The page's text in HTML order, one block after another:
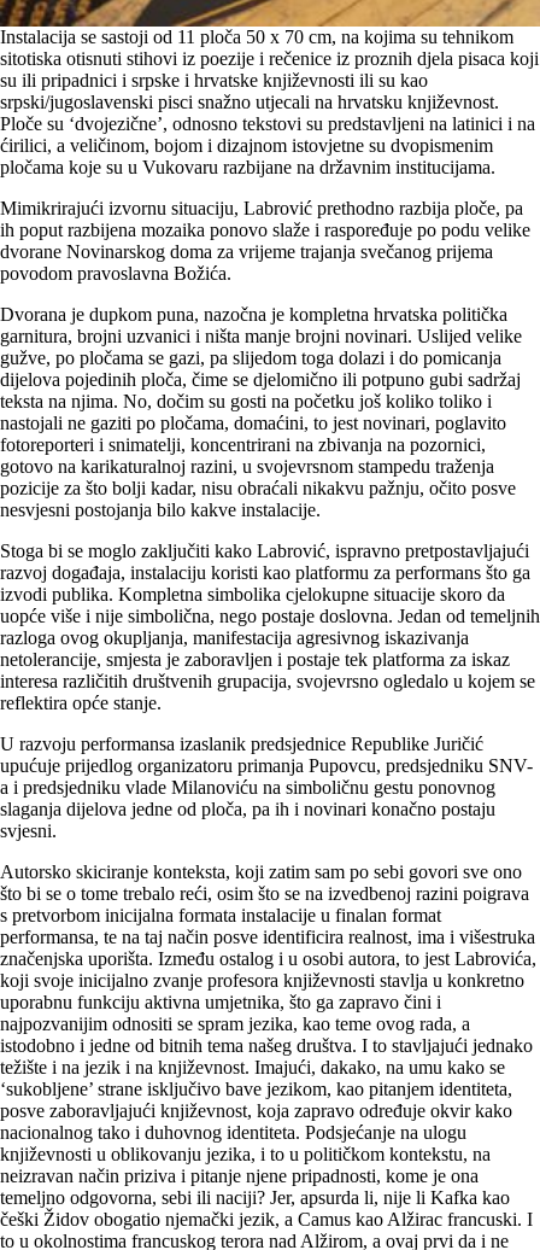
Instalacija se sastoji od 11 ploča 50 x 70 cm, na kojima su tehnikom
sitotiska otisnuti stihovi iz poezije i rečenice iz proznih djela pisaca koji
su ili pripadnici i srpske i hrvatske književnosti ili su kao
srpski/jugoslavenski pisci snažno utjecali na hrvatsku književnost.
Ploče su ‘dvojezične’, odnosno tekstovi su predstavljeni na latinici i na
ćirilici, a veličinom, bojom i dizajnom istovjetne su dvopismenim
pločama koje su u Vukovaru razbijane na državnim institucijama.
Mimikrirajući izvornu situaciju, Labrović prethodno razbija ploče, pa
ih poput razbijena mozaika ponovo slaže i raspoređuje po podu velike
dvorane Novinarskog doma za vrijeme trajanja svečanog prijema
povodom pravoslavna Božića.
Dvorana je dupkom puna, nazočna je kompletna hrvatska politička
garnitura, brojni uzvanici i ništa manje brojni novinari. Uslijed velike
gužve, po pločama se gazi, pa slijedom toga dolazi i do pomicanja
dijelova pojedinih ploča, čime se djelomično ili potpuno gubi sadržaj
teksta na njima. No, dočim su gosti na početku još koliko toliko i
nastojali ne gaziti po pločama, domaćini, to jest novinari, poglavito
fotoreporteri i snimatelji, koncentrirani na zbivanja na pozornici,
gotovo na karikaturalnoj razini, u svojevrsnom stampedu traženja
pozicije za što bolji kadar, nisu obraćali nikakvu pažnju, očito posve
nesvjesni postojanja bilo kakve instalacije.
Stoga bi se moglo zaključiti kako Labrović, ispravno pretpostavljajući
razvoj događaja, instalaciju koristi kao platformu za performans što ga
izvodi publika. Kompletna simbolika cjelokupne situacije skoro da
uopće više i nije simbolična, nego postaje doslovna. Jedan od temeljnih
razloga ovog okupljanja, manifestacija agresivnog iskazivanja
netolerancije, smjesta je zaboravljen i postaje tek platforma za iskaz
interesa različitih društvenih grupacija, svojevrsno ogledalo u kojem se
reflektira opće stanje.
U razvoju performansa izaslanik predsjednice Republike Juričić
upućuje prijedlog organizatoru primanja Pupovcu, predsjedniku SNV-
a i predsjedniku vlade Milanoviću na simboličnu gestu ponovnog
slaganja dijelova jedne od ploča, pa ih i novinari konačno postaju
svjesni.
Autorsko skiciranje konteksta, koji zatim sam po sebi govori sve ono
što bi se o tome trebalo reći, osim što se na izvedbenoj razini poigrava
s pretvorbom inicijalna formata instalacije u finalan format
performansa, te na taj način posve identificira realnost, ima i višestruka
značenjska uporišta. Između ostalog i u osobi autora, to jest Labrovića,
koji svoje inicijalno zvanje profesora književnosti stavlja u konkretno
uporabnu funkciju aktivna umjetnika, što ga zapravo čini i
najpozvanijim odnositi se spram jezika, kao teme ovog rada, a
istodobno i jedne od bitnih tema našeg društva. I to stavljajući jednako
težište i na jezik i na književnost. Imajući, dakako, na umu kako se
‘sukobljene’ strane isključivo bave jezikom, kao pitanjem identiteta,
posve zaboravljajući književnost, koja zapravo određuje okvir kako
nacionalnog tako i duhovnog identiteta. Podsjećanje na ulogu
književnosti u oblikovanju jezika, i to u političkom kontekstu, na
neizravan način priziva i pitanje njene pripadnosti, kome je ona
temeljno odgovorna, sebi ili naciji? Jer, apsurda li, nije li Kafka kao
češki Židov obogatio njemački jezik, a Camus kao Alžirac francuski. I
to u okolnostima francuskog terora nad Alžirom, a ovaj prvi da i ne